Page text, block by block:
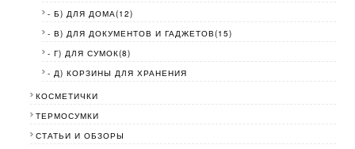
- Б) ДЛЯ ДОМА(12)
- В) ДЛЯ ДОКУМЕНТОВ И ГАДЖЕТОВ(15)
- Г) ДЛЯ СУМОК(8)
- Д) КОРЗИНЫ ДЛЯ ХРАНЕНИЯ
КОСМЕТИЧКИ
ТЕРМОСУМКИ
СТАТЬИ И ОБЗОРЫ